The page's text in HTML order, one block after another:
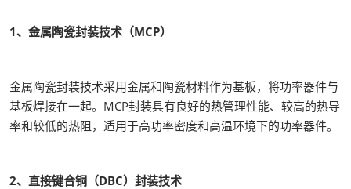
1、金属陶瓷封装技术（MCP）
金属陶瓷封装技术采用金属和陶瓷材料作为基板，将功率器件与
基板焊接在一起。MCP封装具有良好的热管理性能、较高的热导
率和较低的热阻，适用于高功率密度和高温环境下的功率器件。
2、直接键合铜（DBC）封装技术